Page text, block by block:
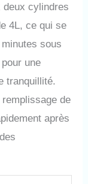
de
de la
est de 8
de gonflage
La plupart
plongée
(clients qui
en
vérifier à
de
le gonfler
possédez
deux cylindres
4L, ce qui se
sous
une
tranquillité.
de
après